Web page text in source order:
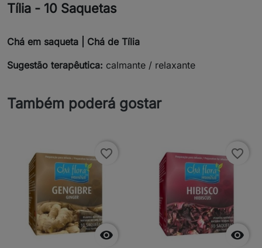
Tília - 10 Saquetas
Chá em saqueta | Chá de Tília
Sugestão terapêutica: calmante / relaxante
Também poderá gostar

favorite_border

favorite_border